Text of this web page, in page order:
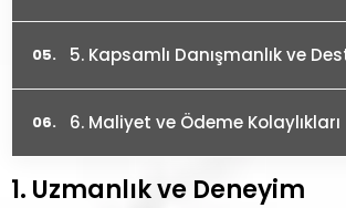
5. Kapsamlı Danışmanlık ve
6. Maliyet ve Ödeme Kolaylıkları
1. Uzmanlık ve Deneyim